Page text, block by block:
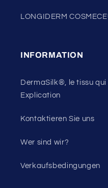
LONGIDERM
INFORMATION
DermaSilk®, le tissu
Explication
Kontaktieren Sie uns
Wer sind wir?
Verkaufsbedingungen